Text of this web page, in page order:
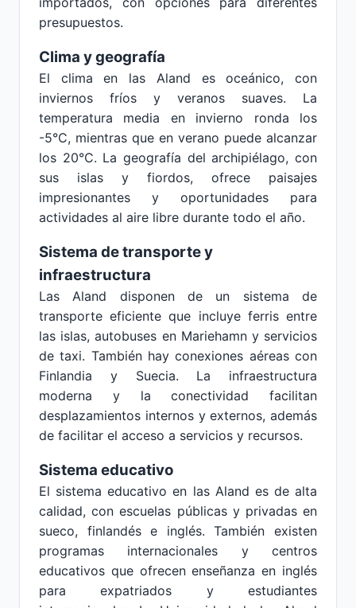
presupuestos.
Clima y geografía
El clima en las Aland es oceánico, con
inviernos fríos y veranos suaves. La
temperatura media en invierno ronda los
-5°C, mientras que en verano puede alcanzar
los 20°C. La geografía del archipiélago, con
sus islas y fiordos, ofrece paisajes
impresionantes y oportunidades para
actividades al aire libre durante todo el año.
Sistema de transporte y
infraestructura
Las Aland disponen de un sistema de
transporte eficiente que incluye ferris entre
las islas, autobuses en Mariehamn y servicios
de taxi. También hay conexiones aéreas con
Finlandia y Suecia. La infraestructura
moderna y la conectividad facilitan
desplazamientos internos y externos, además
de facilitar el acceso a servicios y recursos.
Sistema educativo
El sistema educativo en las Aland es de alta
calidad, con escuelas públicas y privadas en
sueco, finlandés e inglés. También existen
programas internacionales y centros
educativos que ofrecen enseñanza en inglés
para expatriados y estudiantes